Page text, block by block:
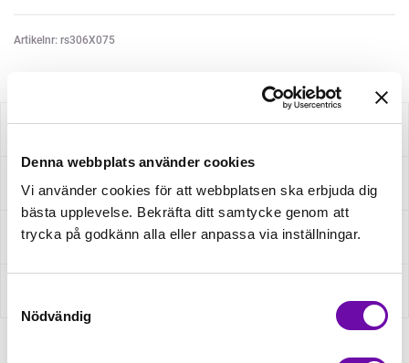
Denna webbplats använder cookies
Vi använder cookies för att webbplatsen ska erbjuda dig
bästa upplevelse. Bekräfta ditt samtycke genom att
trycka på godkänn alla eller anpassa via inställningar.
Nödvändig
Artikelnr: rs306X075
Specifikation
Fråga om produkt